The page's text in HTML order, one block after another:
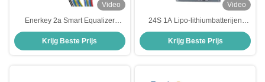
Video
Enerkey 2a Smart Equalizer
Lithiumbattery Active Balancer
voor huisopslag
Krijg Beste Prijs
Video
24S 1A Lipo-lithiumbatterijen
Actieve balanceringsgroep
Energieoverdrachtsvergelijker
Krijg Beste Prijs